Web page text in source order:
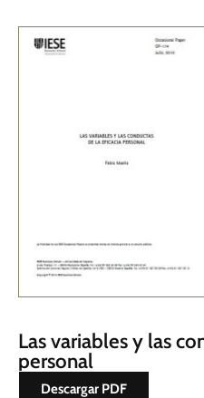
Las variables y las
personal
Descargar PDF